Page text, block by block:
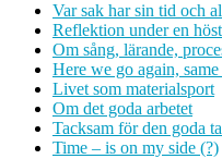
Var sak har sin tid och
Reflektion under en
Om sång, lärande,
Here we go again,
Livet som materialsport
Om det goda arbetet
Tacksam för den goda
Time – is on my side (?)